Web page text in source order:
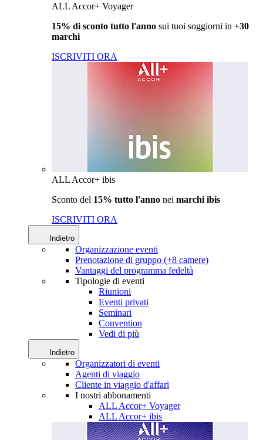
ALL Accor+ Voyager
15% di sconto tutto l'anno sui tuoi soggiorni in +30
marchi
ISCRIVITI ORA
ALL Accor+ ibis
Sconto del 15% tutto l'anno nei marchi ibis
ISCRIVITI ORA
Indietro
Organizzazione eventi
Prenotazione di gruppo (+8 camere)
Vantaggi del programma fedeltà
Tipologie di eventi
Riunioni
Eventi privati
Seminari
Convention
Vedi di più
Indietro
Organizzatori di eventi
Agenti di viaggio
Cliente in viaggio d'affari
I nostri abbonamenti
ALL Accor+ Voyager
ALL Accor+ ibis